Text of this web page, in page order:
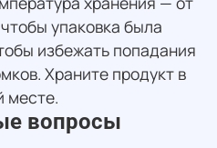
упаковка была
избежать попадания
Храните продукт в
месте.
вопросы